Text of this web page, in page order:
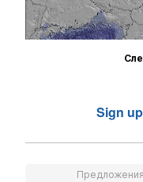
Sign
Предложения